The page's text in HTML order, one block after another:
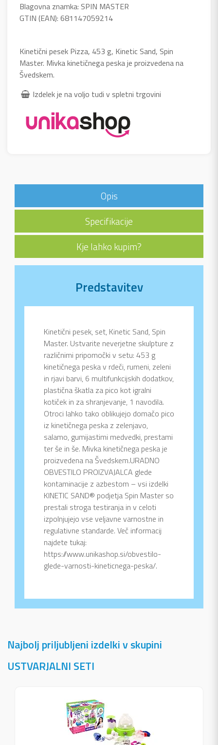
Blagovna znamka: SPIN MASTER
GTIN (EAN): 681147059214
Kinetični pesek Pizza, 453 g, Kinetic Sand, Spin
Master. Mivka kinetičnega peska je proizvedena na
Švedskem.
Izdelek je na voljo tudi v spletni trgovini
Opis
Specifikacije
Kje lahko kupim?
Predstavitev
Kinetični pesek, set, Kinetic Sand, Spin
Master. Ustvarite neverjetne skulpture z
različnimi pripomočki v setu: 453 g
kinetičnega peska v rdeči, rumeni, zeleni
in rjavi barvi, 6 multifunkcijskih dodatkov,
plastična škatla za pico kot igralni
kotiček in za shranjevanje, 1 navodila.
Otroci lahko tako oblikujejo domačo pico
iz kinetičnega peska z zelenjavo,
salamo, gumijastimi medvedki, prestami
ter še in še. Mivka kinetičnega peska je
proizvedena na Švedskem.URADNO
OBVESTILO PROIZVAJALCA glede
kontaminacije z azbestom – vsi izdelki
KINETIC SAND® podjetja Spin Master so
prestali stroga testiranja in v celoti
izpolnjujejo vse veljavne varnostne in
regulativne standarde. Več informacij
najdete tukaj:
https://www.unikashop.si/obvestilo-
glede-varnosti-kineticnega-peska/.
Najbolj priljubljeni izdelki v skupini
USTVARJALNI SETI